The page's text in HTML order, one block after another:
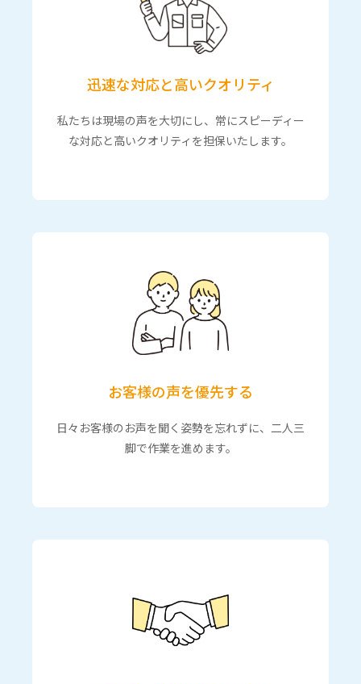
迅速な対応と高いクオリティ
私たちは現場の声を大切にし、常にスピーディー
な対応と高いクオリティを担保いたします。
お客様の声を優先する
日々お客様のお声を聞く姿勢を忘れずに、二人三
脚で作業を進めます。